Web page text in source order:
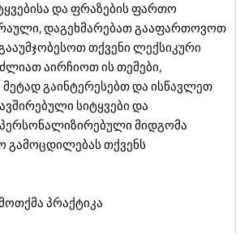
და ფრაზების ფართო
დაგეხმარებათ გააფართოვოთ
თქვენი ლექსიკური
აირჩიოთ ის თემები,
გაინტერესებთ და ისწავლეთ
სიტყვები და
პერსონალიზირებული მიდგომა
გამოცდილებას თქვენს
პრაქტიკა